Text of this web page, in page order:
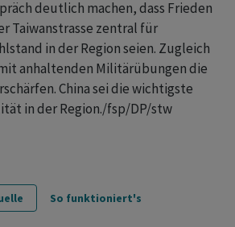
deutlich machen, dass Frieden
Taiwanstrasse zentral für
in der Region seien. Zugleich
anhaltenden Militärübungen die
China sei die wichtigste
in der Region./fsp/DP/stw
So funktioniert's